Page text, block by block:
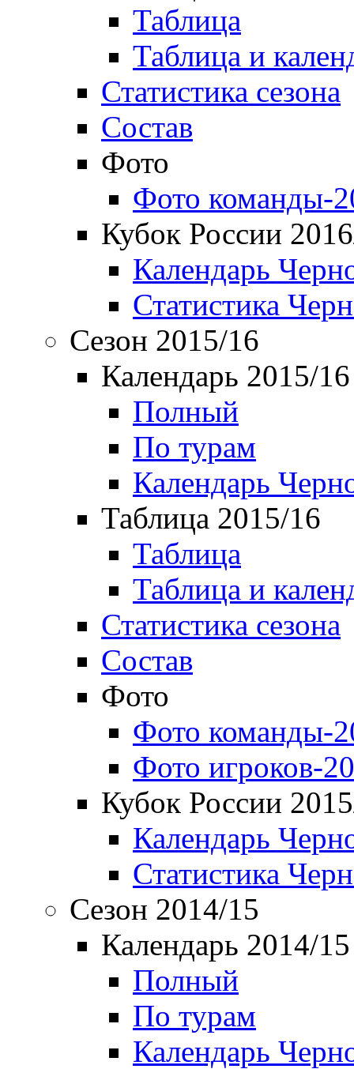
Таблица
Таблица и
Статистика сезона
Состав
Фото
Фото команды-
Кубок России
Календарь
Статистика
Сезон 2015/16
Календарь 2015/16
Полный
По турам
Календарь
Таблица 2015/16
Таблица
Таблица и
Статистика сезона
Состав
Фото
Фото команды-
Фото игроков-
Кубок России
Календарь
Статистика
Сезон 2014/15
Календарь 2014/15
Полный
По турам
Календарь